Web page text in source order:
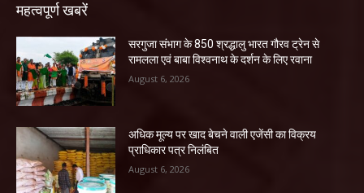
महत्वपूर्ण खबरें
सरगुजा संभाग के 850 श्रद्धालु भारत गौरव ट्रेन से
रामलला एवं बाबा विश्वनाथ के दर्शन के लिए रवाना
August 6, 2026
अधिक मूल्य पर खाद बेचने वाली एजेंसी का विक्रय
प्राधिकार पत्र निलंबित
August 6, 2026